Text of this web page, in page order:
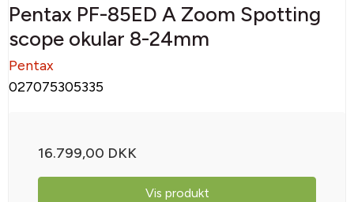
Pentax PF-85ED A Zoom Spotting
scope okular 8-24mm
Pentax
027075305335
16.799,00 DKK
Vis produkt